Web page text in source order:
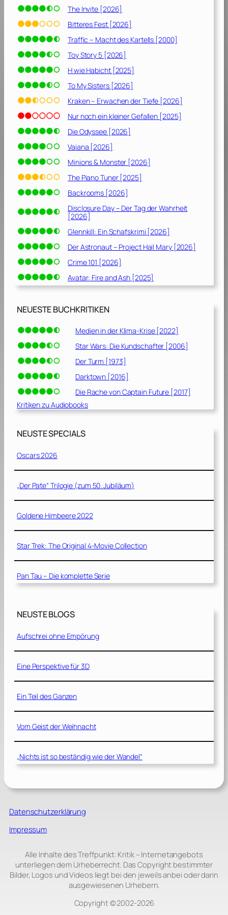
s
A
e
n
t
e
u
e
r
[
2
0
1
8
]
The Invite [2026]
Bitteres Fest [2026]
Traffic – Macht des Kartells [2000]
Toy Story 5 [2026]
H wie Habicht [2025]
To My Sisters [2026]
Kraken – Erwachen der Tiefe [2026]
Nur noch ein kleiner Gefallen [2025]
Die Odyssee [2026]
Vaiana [2026]
Minions & Monster [2026]
The Piano Tuner [2025]
Backrooms [2026]
Disclosure Day – Der Tag der Wahrheit
[2026]
Glennkill: Ein Schafskrimi [2026]
Der Astronaut – Project Hail Mary [2026]
Crime 101 [2026]
Avatar: Fire and Ash [2025]
NEUESTE BUCHKRITIKEN
Medien in der Klima-Krise [2022]
Star Wars: Die Kundschafter [2006]
Der Turm [1973]
Darktown [2016]
Die Rache von Captain Future [2017]
Kritiken zu Audiobooks
NEUSTE SPECIALS
Oscars 2026
„Der Pate“ Trilogie (zum 50. Jubiläum)
Goldene Himbeere 2022
Star Trek: The Original 4-Movie Collection
Pan Tau – Die komplette Serie
NEUSTE BLOGS
Aufschrei ohne Empörung
Eine Perspektive für 3D
Ein Teil des Ganzen
Vom Geist der Weihnacht
„Nichts ist so beständig wie der Wandel“
Datenschutzerklärung
Impressum
Alle Inhalte des Treffpunkt: Kritik – Internetangebots
unterliegen dem Urheberrecht. Das Copyright bestimmter
Bilder, Logos und Videos liegt bei den jeweils anbei oder darin
ausgewiesenen Urhebern.
Copyright © 2002‑2026